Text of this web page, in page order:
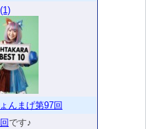
んまげ第97回
です♪